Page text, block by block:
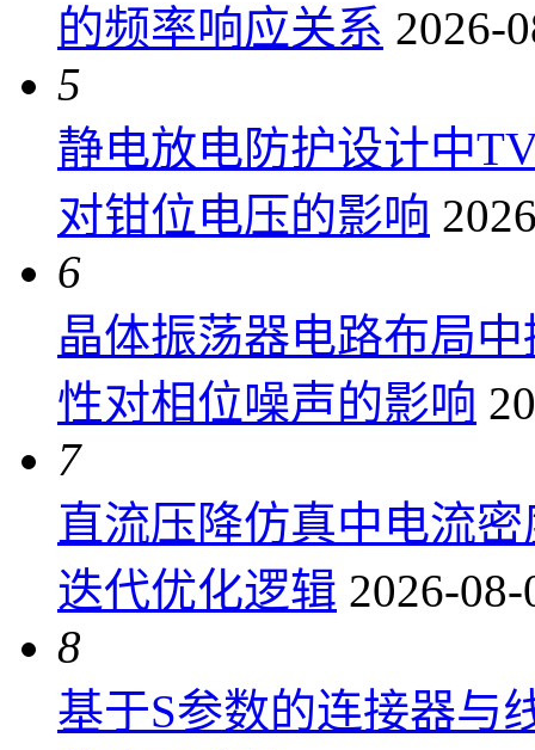
的频率响应关系 2026-
5
静电放电防护设计中
对钳位电压的影响
6
晶体振荡器电路布局
性对相位噪声的影响
7
直流压降仿真中电流
迭代优化逻辑 2026-
8
基于S参数的连接器与